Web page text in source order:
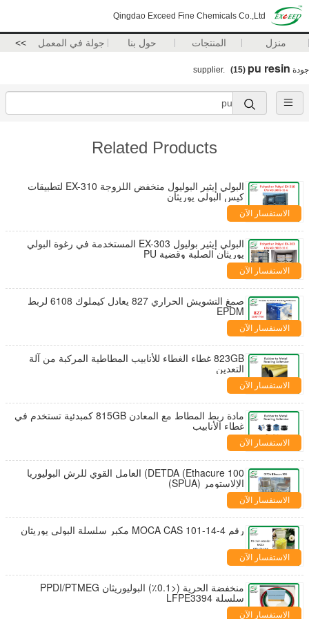
Qingdao Exceed Fine Chemicals Co.,Ltd
منزل المنتجات حول بنا جولة في المعمل >>
جودة pu resin
(15)
Related Products
البولي إيثير البوليول منخفض اللزوجة EX-310 لتطبيقات
كيس البولي يوريثان
الاستفسار الآن
البولي إيثير بوليول EX-303 المستخدمة في رغوة البولي
يوريثان الصلبة وقضية PU
الاستفسار الآن
صمغ التشويش الحراري 827 يعادل كيملوك 6108 لربط
EPDM
الاستفسار الآن
823GB غطاء الغطاء للأنابيب المطاطية المركبة من آلة
التعدين
الاستفسار الآن
مادة ربط المطاط مع المعادن 815GB كمبدئية تستخدم في
غطاء الأنابيب
الاستفسار الآن
DETDA (Ethacure 100) العامل القوي للرش البوليوريا
الإلاستومر (SPUA)
الاستفسار الآن
رقم MOCA CAS 101-14-4 مكبر سلسلة البولي يوريثان
الاستفسار الآن
منخفضة الحرية (<0.1٪) البوليوريثان PPDI/PTMEG
سلسلة LFPE3394
الاستفسار الآن